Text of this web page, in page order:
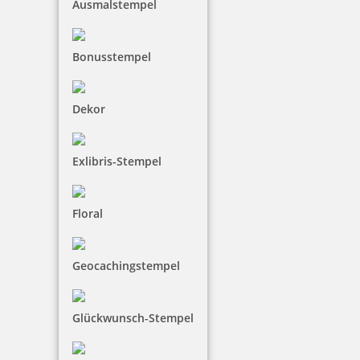
Ausmalstempel
Bonusstempel
Dekor
Exlibris-Stempel
Floral
Geocachingstempel
Glückwunsch-Stempel